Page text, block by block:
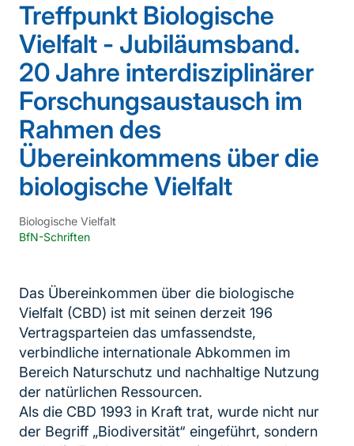
Treffpunkt Biologische
Vielfalt - Jubiläumsband.
20 Jahre interdisziplinärer
Forschungsaustausch im
Rahmen des
Übereinkommens über die
biologische Vielfalt
Biologische Vielfalt
BfN-Schriften
Das Übereinkommen über die biologische
Vielfalt (CBD) ist mit seinen derzeit 196
Vertragsparteien das umfassendste,
verbindliche internationale Abkommen im
Bereich Naturschutz und nachhaltige Nutzung
der natürlichen Ressourcen.
Als die CBD 1993 in Kraft trat, wurde nicht nur
der Begriff „Biodiversität“ eingeführt, sondern